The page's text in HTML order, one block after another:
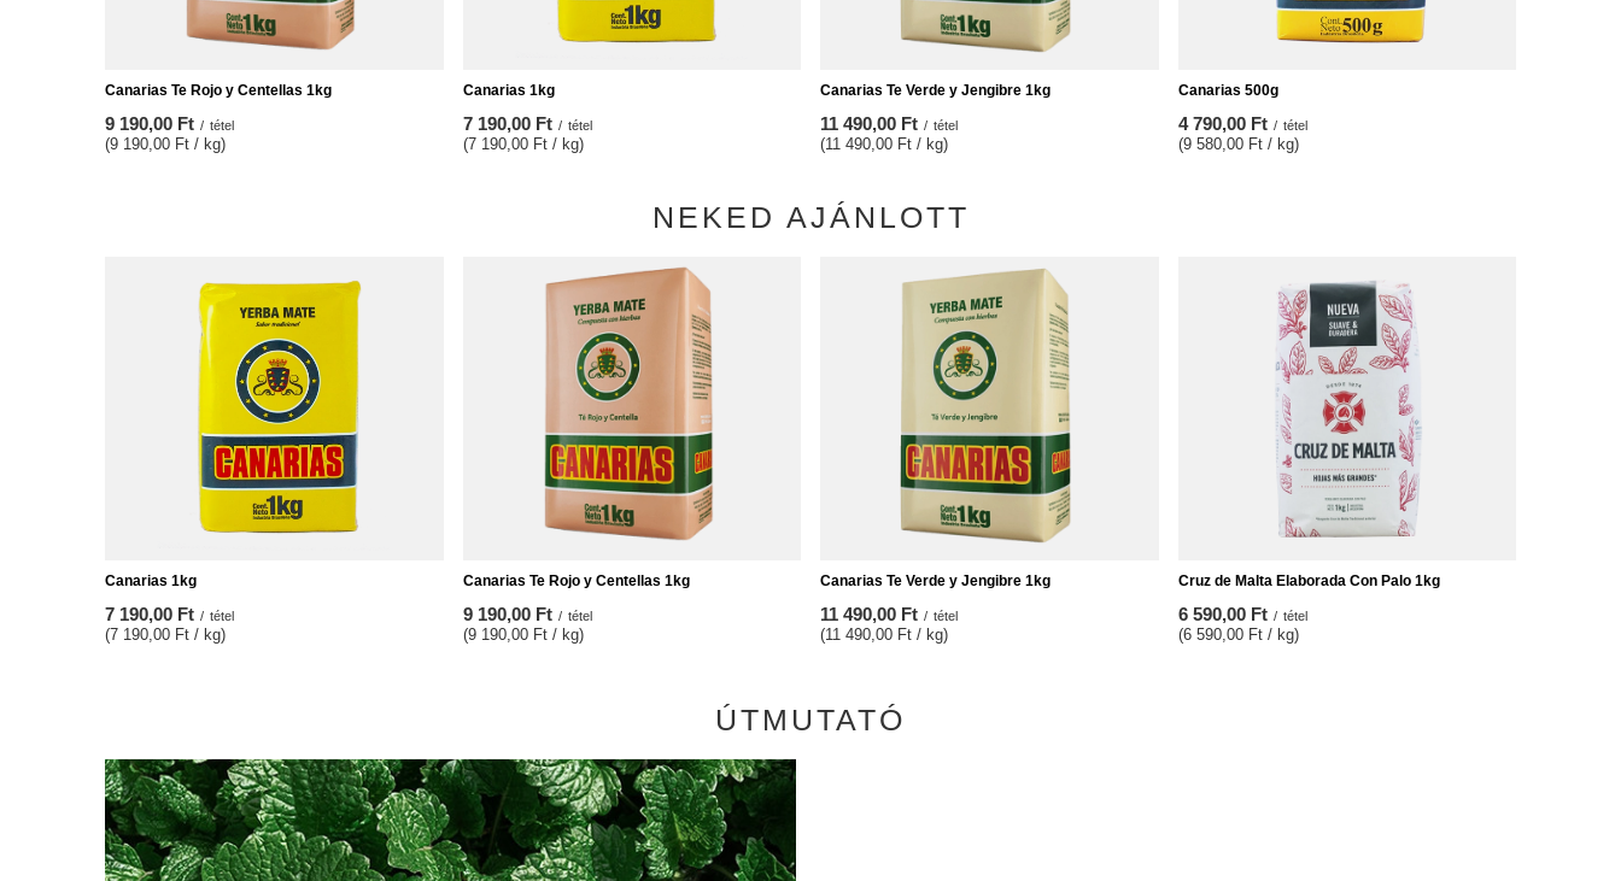
Canarias Te Rojo y Centellas 1kg
9 190,00 Ft / tétel
(9 190,00 Ft / kg)
Canarias 1kg
7 190,00 Ft / tétel
(7 190,00 Ft / kg)
Canarias Te Verde y Jengibre 1kg
11 490,00 Ft / tétel
(11 490,00 Ft / kg)
Canarias 500g
4 790,00 Ft / tétel
(9 580,00 Ft / kg)
NEKED AJÁNLOTT
Canarias 1kg
7 190,00 Ft / tétel
(7 190,00 Ft / kg)
Canarias Te Rojo y Centellas 1kg
9 190,00 Ft / tétel
(9 190,00 Ft / kg)
Canarias Te Verde y Jengibre 1kg
11 490,00 Ft / tétel
(11 490,00 Ft / kg)
Cruz de Malta Elaborada Con Palo 1kg
6 590,00 Ft / tétel
(6 590,00 Ft / kg)
ÚTMUTATÓ